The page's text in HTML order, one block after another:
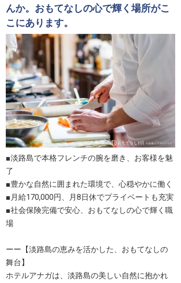
んか。おもてなしの心で輝く場所がこ
こにあります。
■淡路島で本格フレンチの腕を磨き、お客様を魅
了
■豊かな自然に囲まれた環境で、心穏やかに働く
■月給170,000円、月8日休でプライベートも充実
■社会保険完備で安心、おもてなしの心で輝く職
場
ーー【淡路島の恵みを活かした、おもてなしの
舞台】
ホテルアナガは、淡路島の美しい自然に抱かれ